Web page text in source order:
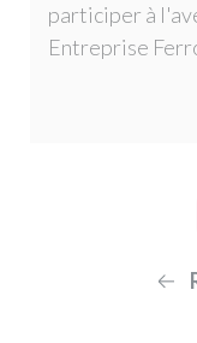
participer à
Entreprise